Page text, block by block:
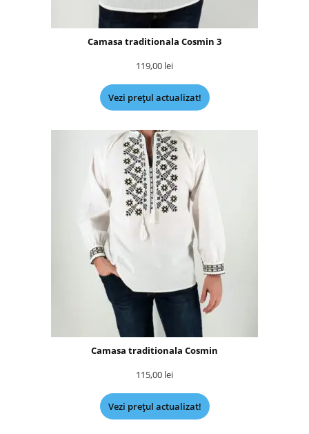
Camasa traditionala Cosmin 3
119,00 lei
Vezi prețul actualizat!
Camasa traditionala Cosmin
115,00 lei
Vezi prețul actualizat!